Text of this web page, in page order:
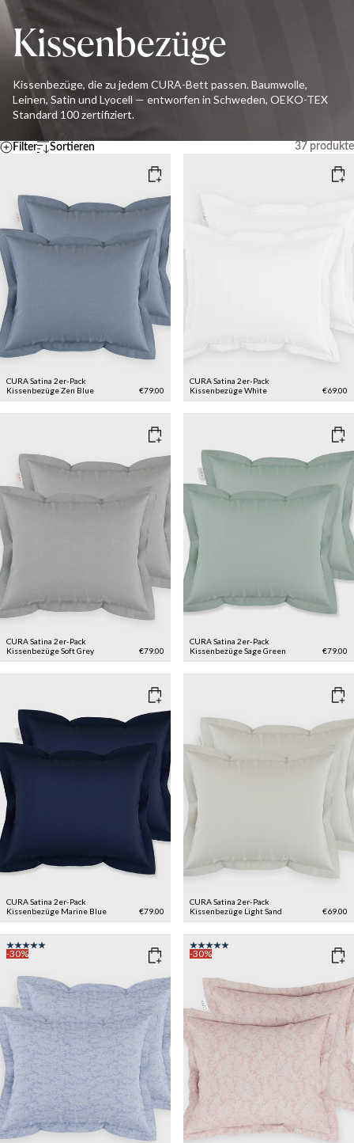
Kissenbezüge
Kissenbezüge, die zu jedem CURA-Bett passen. Baumwolle,
Leinen, Satin und Lyocell — entworfen in Schweden, OEKO-TEX
Standard 100 zertifiziert.
Filter Sortieren 37 produkte
Zurücksetzen
Ascending price
Descending price
Bestseller
Neueste
CURA Satina 2er-Pack
KissenbezügeZen Blue €79.00
CURA Satina 2er-Pack
KissenbezügeWhite €69.00
CURA Satina 2er-Pack
KissenbezügeSoft Grey €79.00
CURA Satina 2er-Pack
KissenbezügeSage Green €79.00
CURA Satina 2er-Pack
Kissenbezüge Marine Blue €79.00
CURA Satina 2er-Pack
Kissenbezüge Light Sand €69.00
-30% -30%